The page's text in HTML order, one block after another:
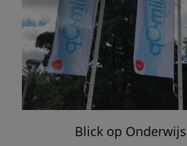
Blick op